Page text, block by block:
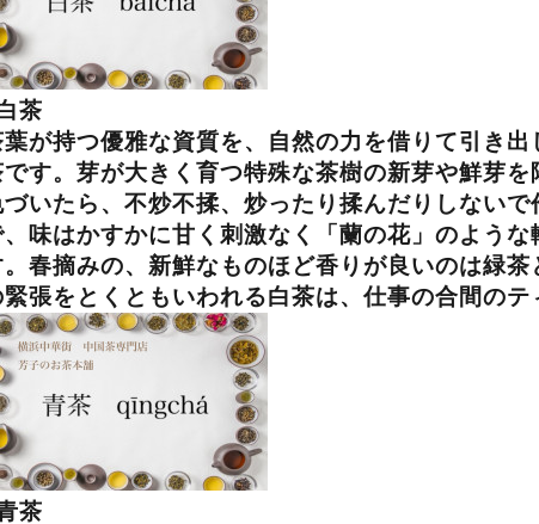
茶
葉が持つ優雅な資質を、自然の力を借りて引き
です。芽が大きく育つ特殊な茶樹の新芽や鮮芽を
づいたら、不炒不揉、炒ったり揉んだりしない
、味はかすかに甘く刺激なく「蘭の花」のような
。春摘みの、新鮮なものほど香りが良いのは緑
緊張をとくともいわれる白茶は、仕事の合間のテ
茶